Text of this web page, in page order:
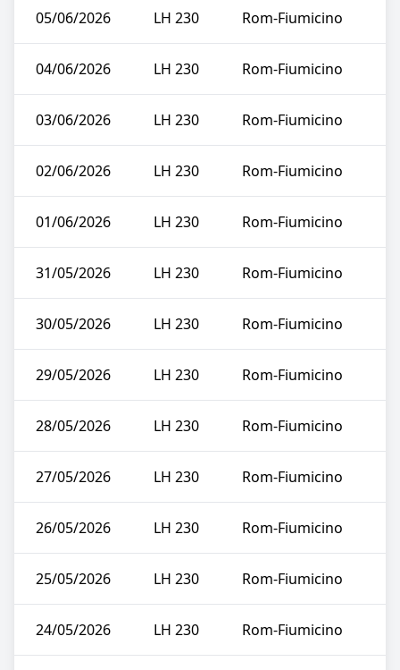
05/06/2026 LH 230 Rom-Fiumicino
04/06/2026 LH 230 Rom-Fiumicino
03/06/2026 LH 230 Rom-Fiumicino
02/06/2026 LH 230 Rom-Fiumicino
01/06/2026 LH 230 Rom-Fiumicino
31/05/2026 LH 230 Rom-Fiumicino
30/05/2026 LH 230 Rom-Fiumicino
29/05/2026 LH 230 Rom-Fiumicino
28/05/2026 LH 230 Rom-Fiumicino
27/05/2026 LH 230 Rom-Fiumicino
26/05/2026 LH 230 Rom-Fiumicino
25/05/2026 LH 230 Rom-Fiumicino
24/05/2026 LH 230 Rom-Fiumicino